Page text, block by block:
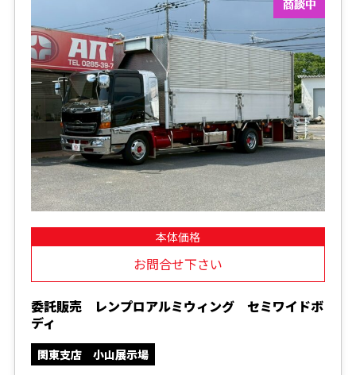
本体価格
お問合せ下さい
委託販売 レンプロアルミウィング セミワイドボ
ディ
関東支店 小山展示場